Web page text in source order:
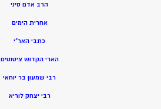
הרב אדם סיני
אחרית הימים
כתבי האר”י
הארי הקדוש ציטוטים
רבי שמעון בר יוחאי
רבי יצחק לוריא